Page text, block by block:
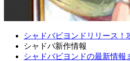
シャドバビヨンドリリース！
シャドバ新作情報
シャドバビヨンドの最新情報